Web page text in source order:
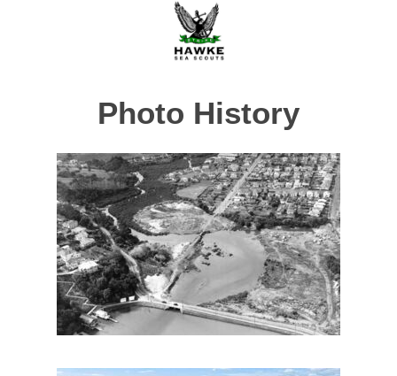
Photo History